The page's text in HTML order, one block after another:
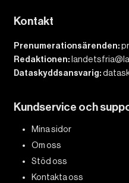
Kontakt
Prenumerationsärenden:
Redaktionen:
Dataskyddsansvarig:
Kundservice och
Mina sidor
Om oss
Stöd oss
Kontakta oss